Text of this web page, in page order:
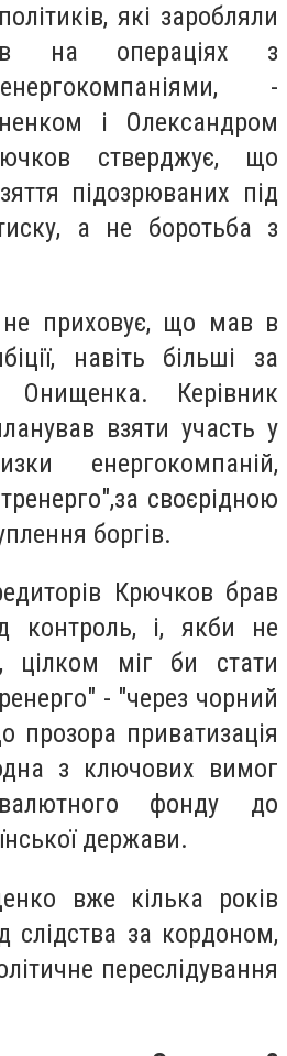
які заробляли
на операціях з
-
і Олександром
стверджує, що
підозрюваних під
а не боротьба з
не приховує, що мав в
навіть більші за
Керівник
взяти участь у
енергокомпаній,
своєрідною
боргів.
Крючков брав
контроль, і, якби не
цілком міг би стати
- "через чорний
прозора приватизація
з ключових вимог
фонду до
держави.
вже кілька років
слідства за кордоном,
переслідування